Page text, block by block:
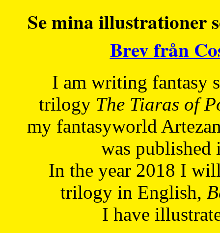
Se mina illustrationer
Brev från
I am writing fantasy
trilogy The Tiaras of
my fantasyworld
was published
In the year 2018 I
trilogy in English,
I have